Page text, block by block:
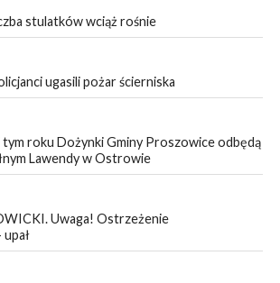
stulatków wciąż rośnie
ugasili pożar ścierniska
roku Dożynki Gminy Proszowice odbędą
Lawendy w Ostrowie
Uwaga! Ostrzeżenie